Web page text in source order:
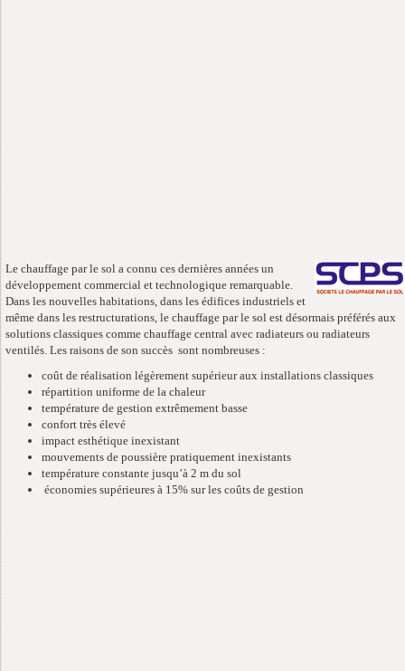
Le chauffage par le sol a connu ces dernières années un
développement commercial et technologique remarquable.
Dans les nouvelles habitations, dans les édifices industriels et
même dans les restructurations, le chauffage par le sol est désormais préférés aux
solutions classiques comme chauffage central avec radiateurs ou radiateurs
ventilés. Les raisons de son succès sont nombreuses :
coût de réalisation légèrement supérieur aux installations classiques
répartition uniforme de la chaleur
température de gestion extrêmement basse
confort très élevé
impact esthétique inexistant
mouvements de poussière pratiquement inexistants
température constante jusqu’à 2 m du sol
économies supérieures à 15% sur les coûts de gestion